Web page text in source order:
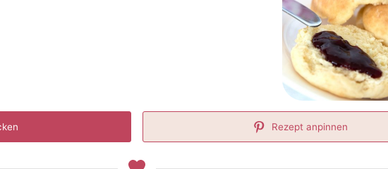
Rezept anpinnen